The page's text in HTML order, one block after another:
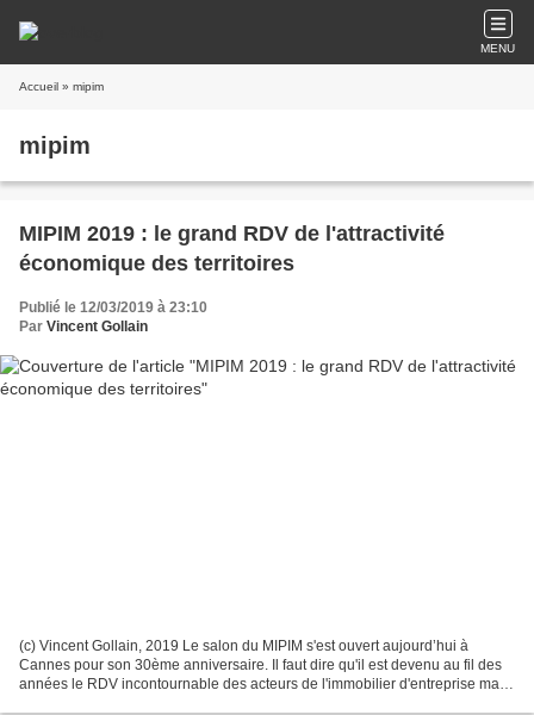
MENU
Accueil » mipim
mipim
MIPIM 2019 : le grand RDV de l'attractivité
économique des territoires
Publié le 12/03/2019 à 23:10
Par Vincent Gollain
(c) Vincent Gollain, 2019 Le salon du MIPIM s'est ouvert aujourd’hui à
Cannes pour son 30ème anniversaire. Il faut dire qu'il est devenu au fil des
années le RDV incontournable des acteurs de l'immobilier d'entreprise mais